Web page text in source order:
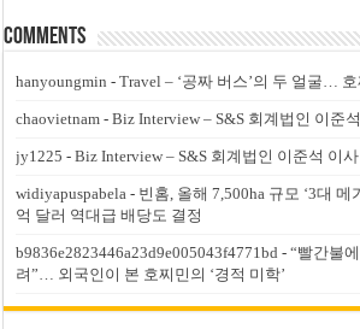
Comments
hanyoungmin -Travel – ‘공짜 버스’의 두 얼굴…
chaovietnam -Biz Interview – S&S 회계법인 이준
jy1225 -Biz Interview – S&S 회계법인 이준석 이
widiyapuspabela - 빈홈, 올해 7,500ha 규모 ‘3대
억 달러 역대급 배당도 결정
b9836e2823446a23d9e005043f4771bd -“빨간불
려”… 외국인이 본 호찌민의 ‘경적 미학’